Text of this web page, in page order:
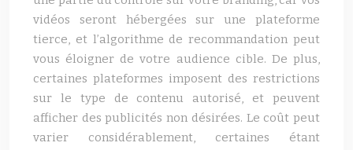
vidéos seront hébergées sur une plateforme
tierce, et l’algorithme de recommandation peut
vous éloigner de votre audience cible. De plus,
certaines plateformes imposent des restrictions
sur le type de contenu autorisé, et peuvent
afficher des publicités non désirées. Le coût peut
varier considérablement, certaines étant